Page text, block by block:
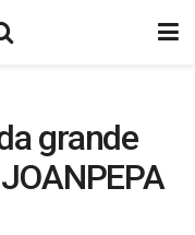
grande